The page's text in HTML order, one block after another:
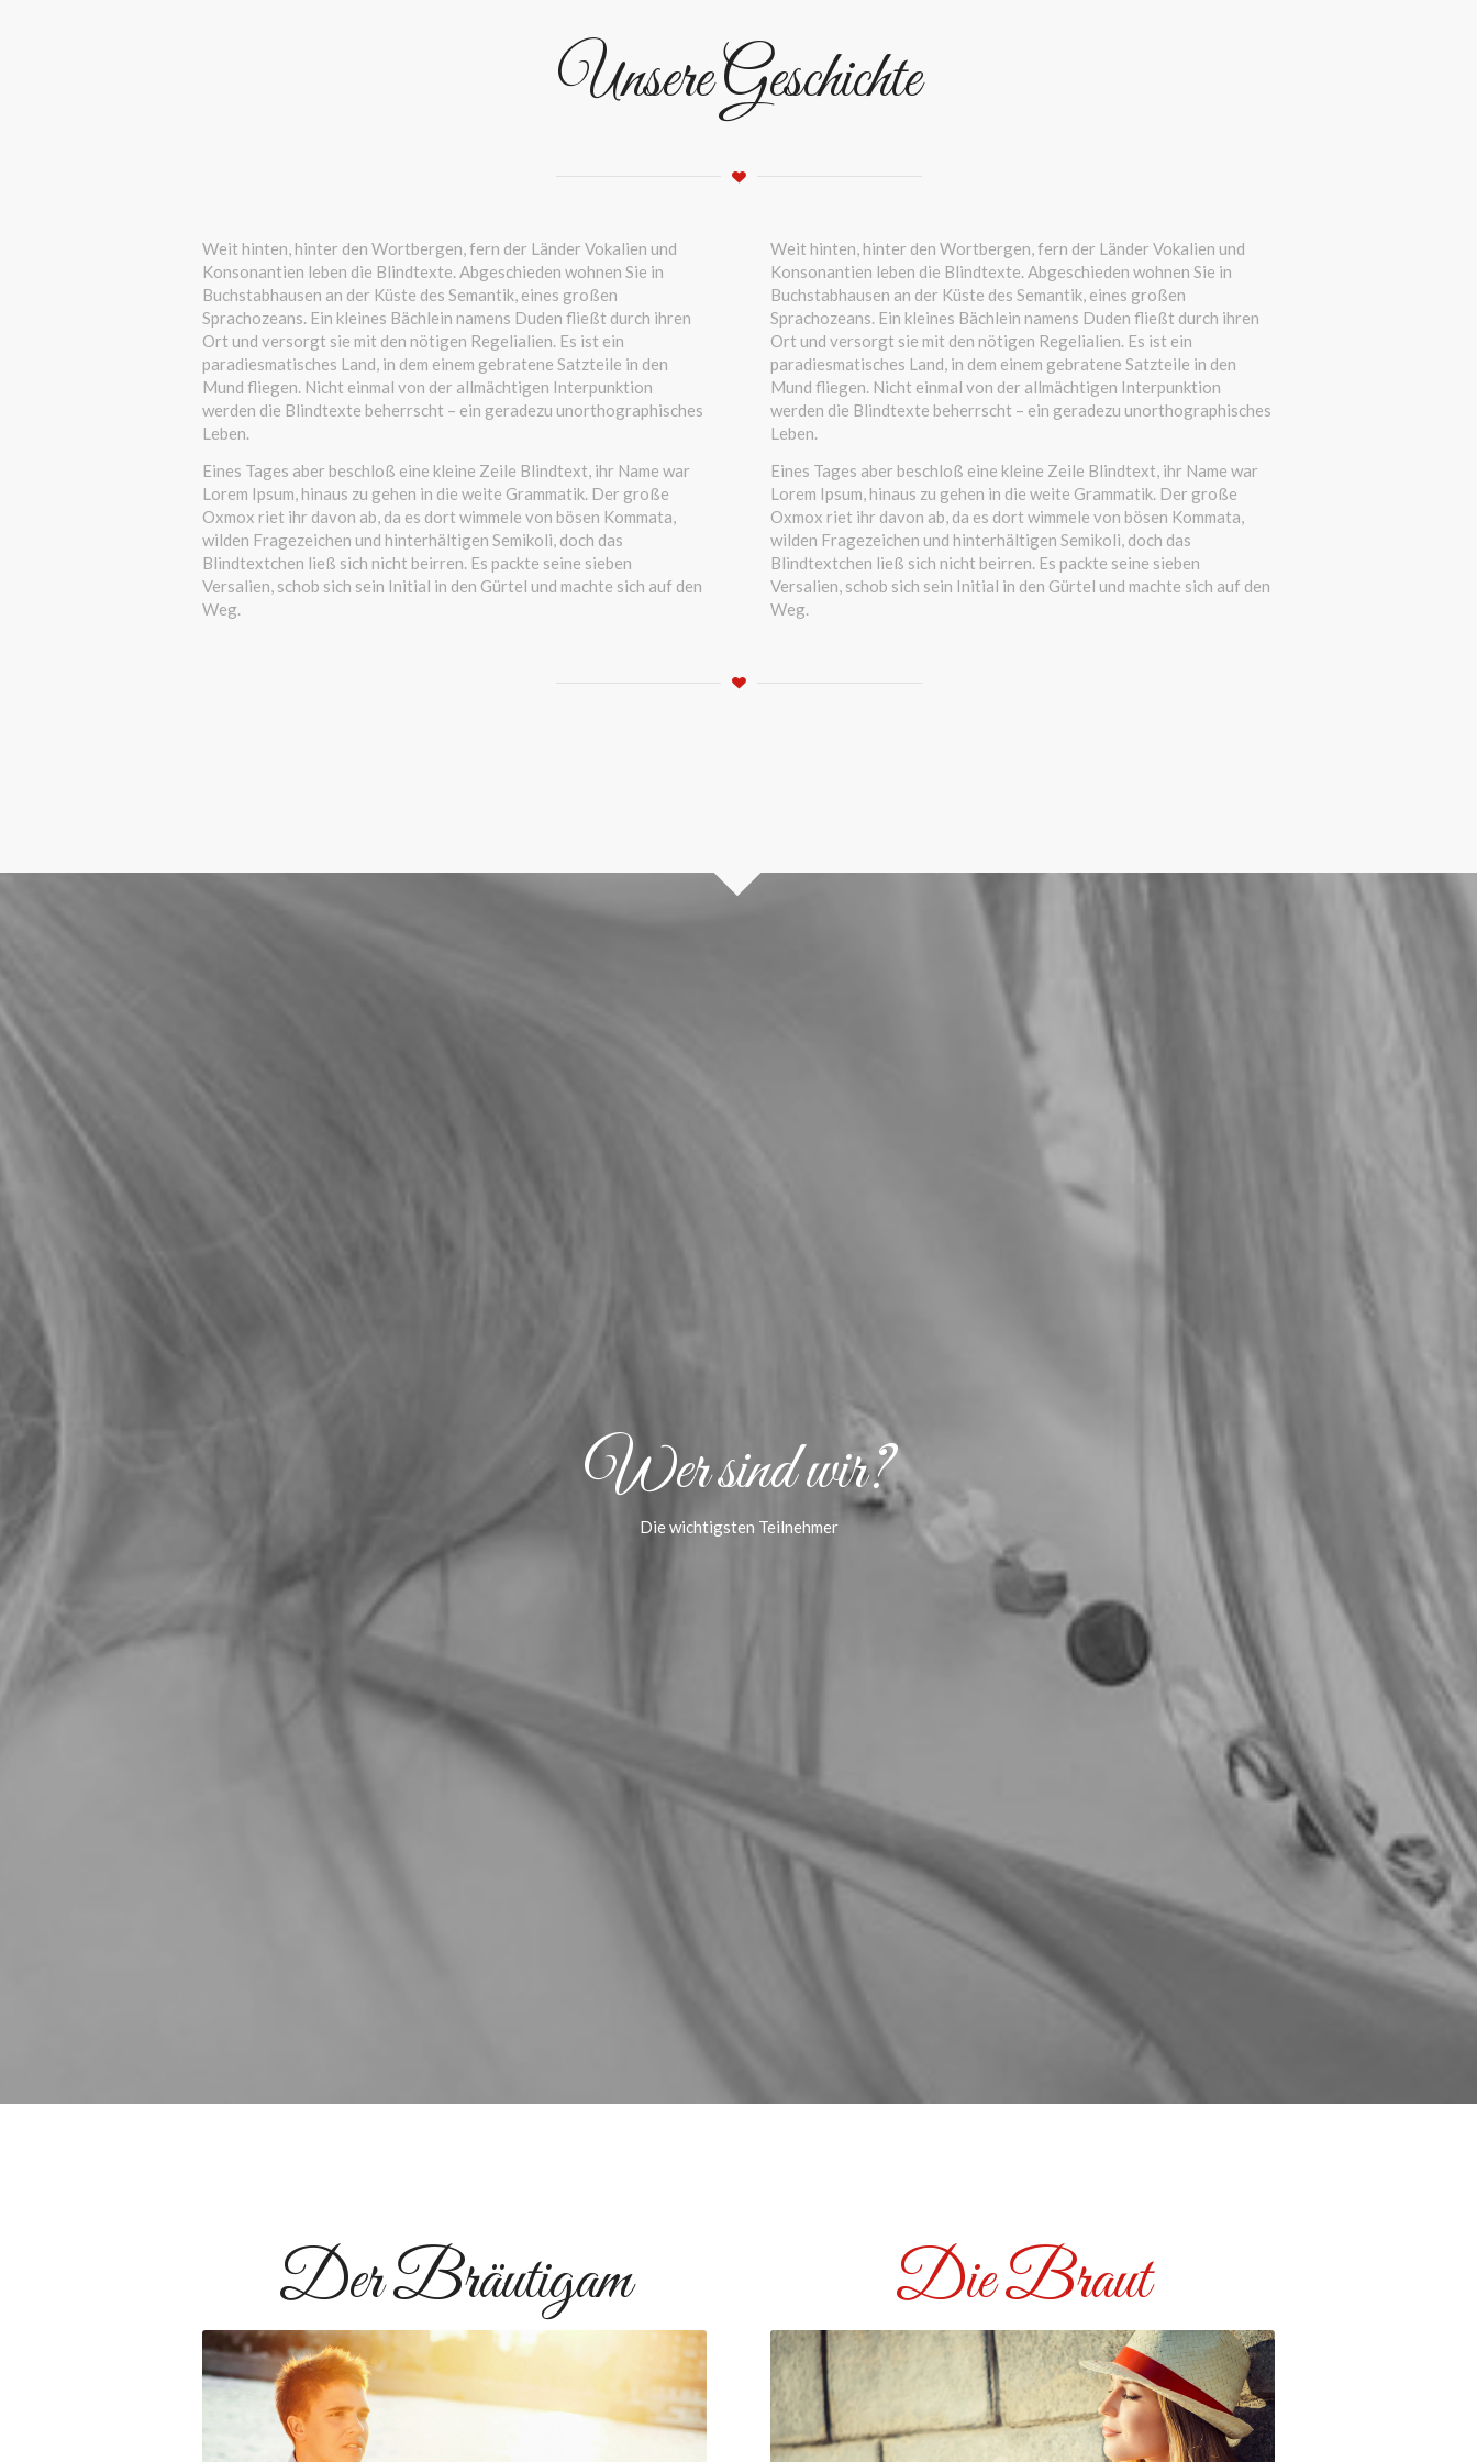
Unsere Geschichte
Weit hinten, hinter den Wortbergen, fern der Länder Vokalien und
Konsonantien leben die Blindtexte. Abgeschieden wohnen Sie in
Buchstabhausen an der Küste des Semantik, eines großen
Sprachozeans. Ein kleines Bächlein namens Duden fließt durch ihren
Ort und versorgt sie mit den nötigen Regelialien. Es ist ein
paradiesmatisches Land, in dem einem gebratene Satzteile in den
Mund fliegen. Nicht einmal von der allmächtigen Interpunktion
werden die Blindtexte beherrscht – ein geradezu unorthographisches
Leben.
Eines Tages aber beschloß eine kleine Zeile Blindtext, ihr Name war
Lorem Ipsum, hinaus zu gehen in die weite Grammatik. Der große
Oxmox riet ihr davon ab, da es dort wimmele von bösen Kommata,
wilden Fragezeichen und hinterhältigen Semikoli, doch das
Blindtextchen ließ sich nicht beirren. Es packte seine sieben
Versalien, schob sich sein Initial in den Gürtel und machte sich auf den
Weg.
Weit hinten, hinter den Wortbergen, fern der Länder Vokalien und
Konsonantien leben die Blindtexte. Abgeschieden wohnen Sie in
Buchstabhausen an der Küste des Semantik, eines großen
Sprachozeans. Ein kleines Bächlein namens Duden fließt durch ihren
Ort und versorgt sie mit den nötigen Regelialien. Es ist ein
paradiesmatisches Land, in dem einem gebratene Satzteile in den
Mund fliegen. Nicht einmal von der allmächtigen Interpunktion
werden die Blindtexte beherrscht – ein geradezu unorthographisches
Leben.
Eines Tages aber beschloß eine kleine Zeile Blindtext, ihr Name war
Lorem Ipsum, hinaus zu gehen in die weite Grammatik. Der große
Oxmox riet ihr davon ab, da es dort wimmele von bösen Kommata,
wilden Fragezeichen und hinterhältigen Semikoli, doch das
Blindtextchen ließ sich nicht beirren. Es packte seine sieben
Versalien, schob sich sein Initial in den Gürtel und machte sich auf den
Weg.
Wer sind wir?
Die wichtigsten Teilnehmer
Der Bräutigam Die Braut